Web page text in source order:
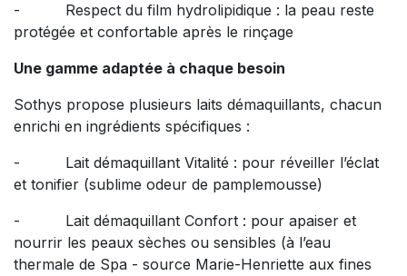
- Respect du film hydrolipidique : la peau reste
protégée et confortable après le rinçage
Une gamme adaptée à chaque besoin
Sothys propose plusieurs laits démaquillants, chacun
enrichi en ingrédients spécifiques :
- Lait démaquillant Vitalité : pour réveiller l’éclat
et tonifier (sublime odeur de pamplemousse)
- Lait démaquillant Confort : pour apaiser et
nourrir les peaux sèches ou sensibles (à l’eau
thermale de Spa - source Marie-Henriette aux fines